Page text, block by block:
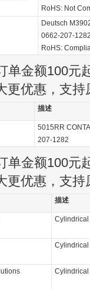
RoHS: Not
Deutsch
0662-207-
RoHS:
金额100元
更优惠，支持
描述
5015RR
207-1282
金额100元
更优惠，支持
描述
Cylindrical
Cylindrical
Cylindrical